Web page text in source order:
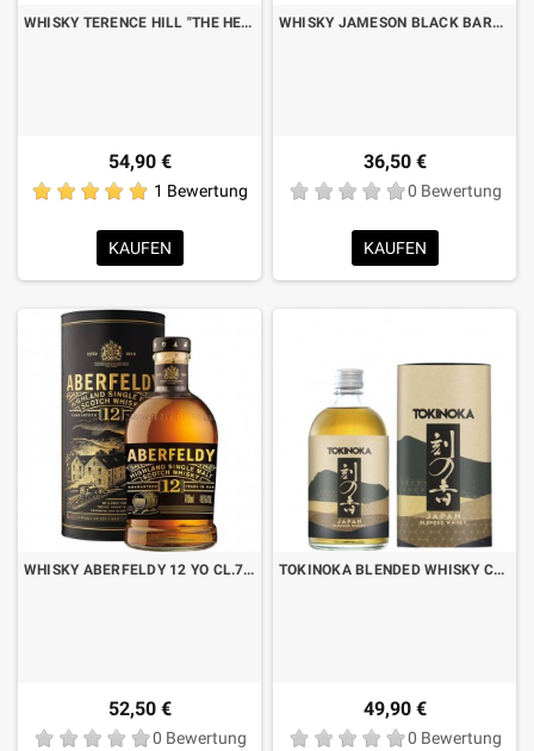
WHISKY TERENCE HILL "THE HERO" MILD CL.70
54,90 €
1 Bewertung
KAUFEN
WHISKY JAMESON BLACK BARREL CL.70
36,50 €
0 Bewertung
KAUFEN
WHISKY ABERFELDY 12 YO CL.70 MIT KOFFER
52,50 €
0 Bewertung
TOKINOKA BLENDED WHISKY CL.50 MIT KOFFER
49,90 €
0 Bewertung